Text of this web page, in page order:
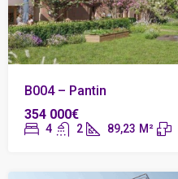
B004 – Pantin
354 000€
4 2 89,23 M²